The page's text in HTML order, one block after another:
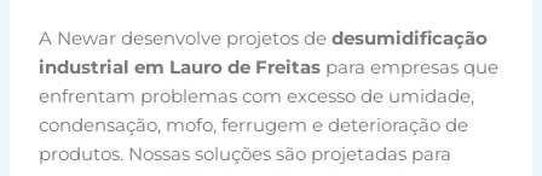
A Newar desenvolve projetos dedesumidificação
industrial em Lauro de Freitas para empresas que
enfrentam problemas com excesso de umidade,
condensação, mofo, ferrugem e deterioração de
produtos. Nossas soluções são projetadas para